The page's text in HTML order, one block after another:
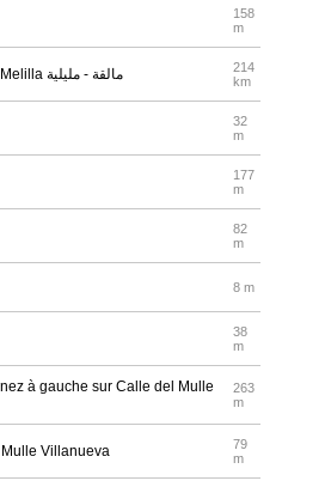
158
m
Continuez sur Málaga - Melilla مالقة - مليلية
214
km
32
m
177
m
82
m
8 m
38
m
à gauche sur Calle del Mulle
263
m
Villanueva
79
m